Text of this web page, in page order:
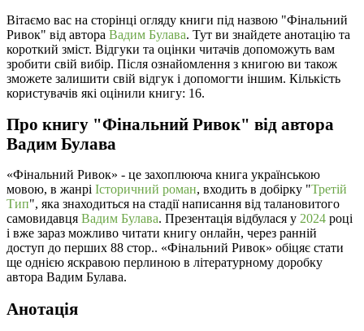
Вітаємо вас на сторінці огляду книги під назвою "Фінальний
Ривок" від автора Вадим Булава. Тут ви знайдете анотацію та
короткий зміст. Відгуки та оцінки читачів допоможуть вам
зробити свій вибір. Після ознайомлення з книгою ви також
зможете залишити свій відгук і допомогти іншим. Кількість
користувачів які оцінили книгу: 16.
Про книгу "Фінальний Ривок" від автора
Вадим Булава
«Фінальний Ривок» - це захоплююча книга українською
мовою, в жанрі Історичний роман, входить в добірку "Третій
Тип", яка знаходиться на стадії написання від талановитого
самовидавця Вадим Булава. Презентація відбулася у 2024 році
і вже зараз можливо читати книгу онлайн, через ранній
доступ до перших 88 стор.. «Фінальний Ривок» обіцяє стати
ще однією яскравою перлиною в літературному доробку
автора Вадим Булава.
Анотація